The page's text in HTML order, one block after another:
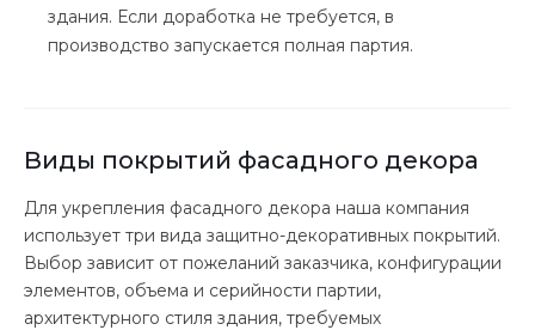
здания. Если доработка не требуется, в
производство запускается полная партия.
Виды покрытий фасадного декора
Для укрепления фасадного декора наша компания
использует три вида защитно-декоративных покрытий.
Выбор зависит от пожеланий заказчика, конфигурации
элементов, объема и серийности партии,
архитектурного стиля здания, требуемых